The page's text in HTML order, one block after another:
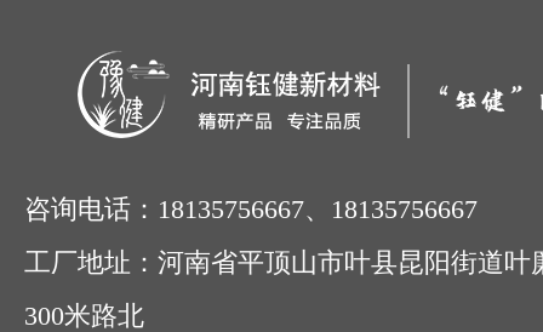
联系我们
咨询电话：18135756667、18135756667
工厂地址：河南省平顶山市叶县昆阳街道叶
300米路北